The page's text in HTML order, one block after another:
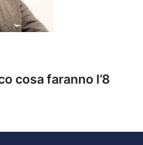
cosa faranno l’8